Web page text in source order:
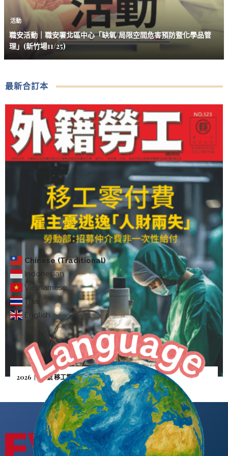
Chinese (Traditional)
Indonesian
Vietnamese
Thai
English
活動
職安活動｜職安署北區中心「缺氧/局限空間危害預防暨化學品管
理」(新竹場11/25)
最新合訂本
2026｜5月號 移工零付費—雇主憂逃逸「人財兩失」